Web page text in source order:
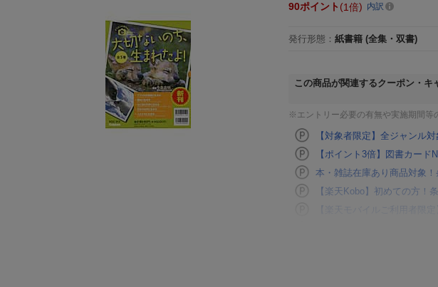
90ポイント 1倍 内訳
発行形態 ： 紙書籍 (全集・双書)
この商品が関連するクーポン・キ
※エントリー必要の有無や実施期間等
【対象者限定】全ジャンル
【ポイント3倍】図書カー
本・雑誌在庫あり商品対象
【楽天Kobo】初めての方！
【楽天モバイルご利用者限